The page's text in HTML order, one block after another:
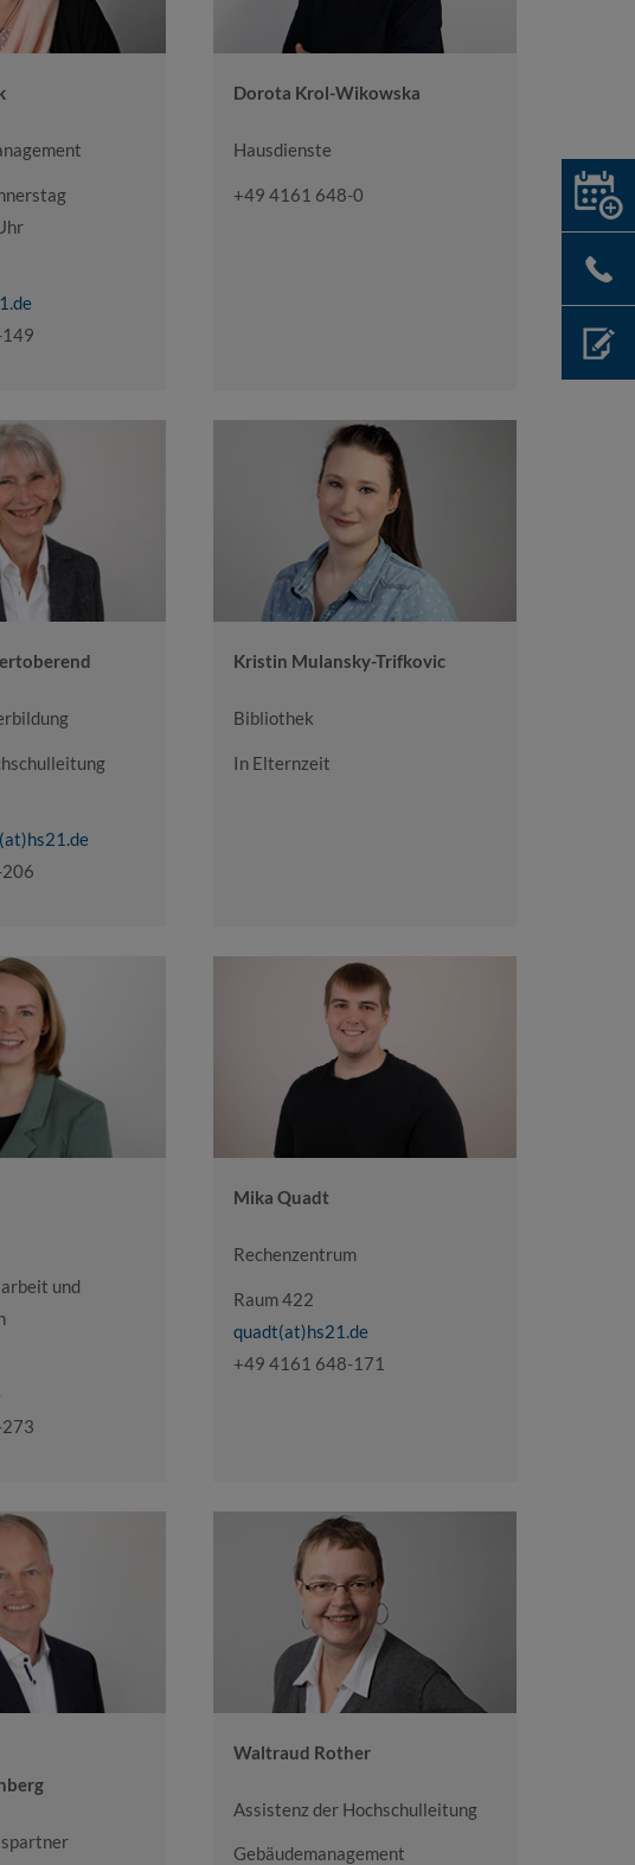
Dorota Krol-Wikowska
Hausdienste
+49 4161 648-0
Kristin Mulansky-Trifkovic
Bibliothek
In Elternzeit
und
Mika Quadt
Rechenzentrum
Raum 422
quadt(at)hs21.de
+49 4161 648-171
Waltraud Rother
Assistenz der Hochschulleitung
Gebäudemanagement